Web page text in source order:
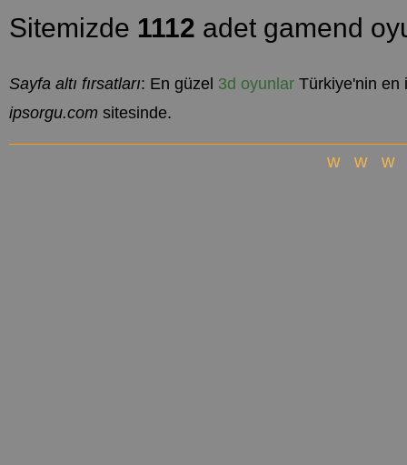
Sitemizde 1112 adet gamend
Sayfa altı fırsatları: En güzel 3d oyunlar Türkiye'nin en
ipsorgu.com sitesinde.